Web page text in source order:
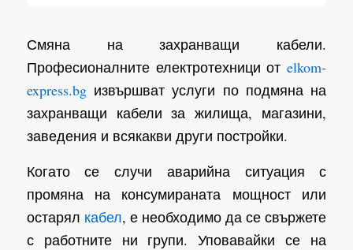
Смяна на захранващи кабели.
Професионалните електротехници отelkom-
express.bgизвършват услуги по подмяна на
захранващи кабели за жилища, магазини,
заведения и всякакви други постройки.
Когато се случи аварийна ситуация с
промяна на консумираната мощност или
остарял кабел, е необходимо да се свържете
с работните ни групи. Уповавайки се на